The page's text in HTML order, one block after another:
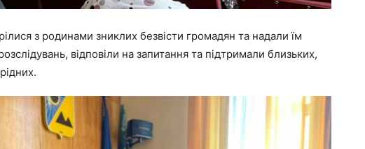
з родинами зниклих безвісти громадян та надали їм
відповіли на запитання та підтримали близьких,